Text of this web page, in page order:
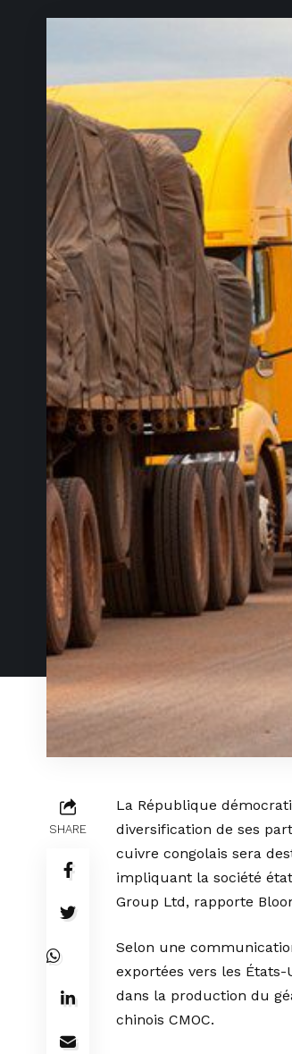
SHARE
La République
diversification de ses
cuivre congolais sera
impliquant la société
Group Ltd, rapporte
Selon une
exportées vers les
dans la production du
chinois CMOC.